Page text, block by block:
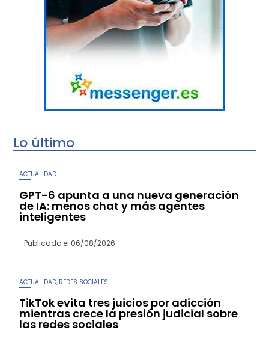
Lo último
ACTUALIDAD
GPT-6 apunta a una nueva generación
de IA: menos chat y más agentes
inteligentes
Publicado el 06/08/2026
ACTUALIDAD REDES SOCIALES
TikTok evita tres juicios por adicción
mientras crece la presión judicial sobre
las redes sociales